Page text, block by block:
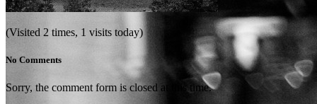
(Visited 2 times, 1 visits today)
No Comments
Sorry, the comment form is closed at this time.